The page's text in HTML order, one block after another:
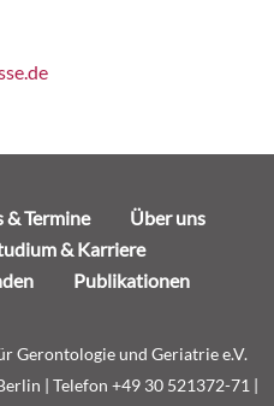
Termine
Über uns
& Karriere
Publikationen
Gerontologie und Geriatrie e.V.
| Telefon +49 30 521372-71 |